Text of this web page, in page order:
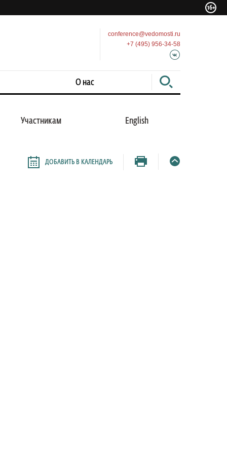
conference@vedomosti.ru
+7 (495) 956-34-58
О нас
Участникам English
ДОБАВИТЬ В КАЛЕНДАРЬ